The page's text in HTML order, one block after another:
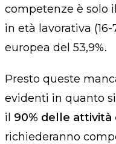
competenze è solo il
in età lavorativa
europea del 53,9%.
Presto queste
evidenti in quanto
il 90% delle attività
richiederanno